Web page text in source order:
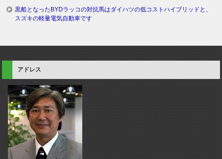
黒船となったBYDラッコの対抗馬はダイハツの低コストハイブリッドと、
スズキの軽量電気自動車です
アドレス